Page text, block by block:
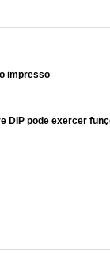
impresso
DIP pode exercer